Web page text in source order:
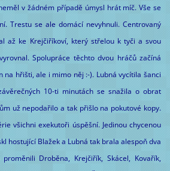
v žádném případě úmysl hrát míč. Vše se
Trestu se ale domácí nevyhnuli. Centrovaný
až ke Krejčiříkoví, který střelou k tyči a svou
Spolupráce těchto dvou hráčů začíná
na hřišti, ale i mimo něj :-). Lubná vycítila šanci
10-ti minutách se snažila o obrat
už nepodařilo a tak přišlo na pokutové kopy.
všichni exekutoři úspěšní. Jedinou chycenou
hostující Blažek a Lubná tak brala alespoň dva
Droběna, Krejčiřík, Skácel, Kovařík,